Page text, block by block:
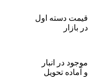
قیمت دسته اول
در بازار
موجود در انبار
و آماده تحویل